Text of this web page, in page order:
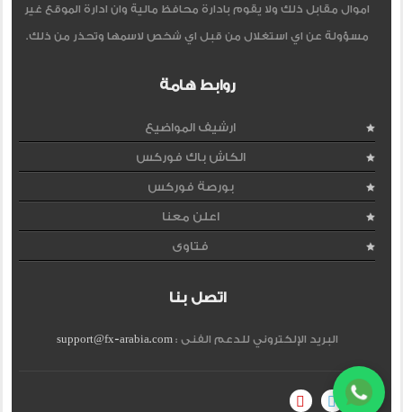
اموال مقابل ذلك ولا يقوم بادارة محافظ مالية وان ادارة الموقع غير
مسؤولة عن اي استغلال من قبل اي شخص لاسمها وتحذر من ذلك.
روابط هامة
ارشيف المواضيع
الكاش باك فوركس
بورصة فوركس
اعلن معنا
فتاوى
اتصل بنا
البريد الإلكتروني للدعم الفنى :support@fx-arabia.com